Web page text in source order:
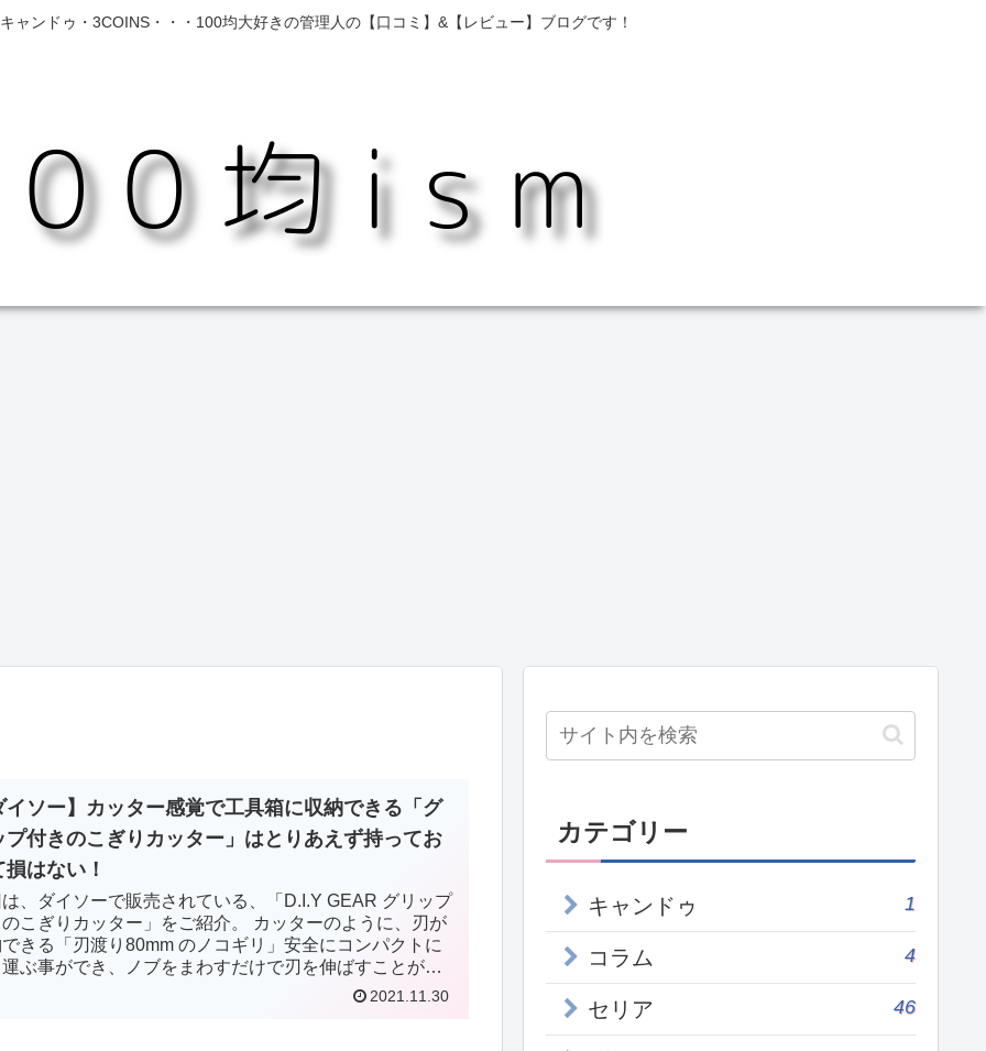
ャンドゥ・3COINS・・・100均大好きの管理人の【口コミ】&【レビュー】ブログです！
イソー】カッター感覚で工具箱に収納できる「グ
プ付きのこぎりカッター」はとりあえず持ってお
損はない！
、ダイソーで販売されている、「D.I.Y GEAR グリップ
こぎりカッター」をご紹介。 カッターのように、刃が
きる「刃渡り80mm のノコギリ」安全にコンパクトに
ぶ事ができ、ノブをまわすだけで刃を伸ばすことが出
2021.11.30
カテゴリー
キャンドゥ 1
コラム 4
セリア 46